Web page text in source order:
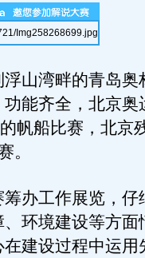
山湾畔的青岛奥
能齐全，北京奥
帆船比赛，北京
。
办工作展览，仔
环境建设等方面
建设过程中运用